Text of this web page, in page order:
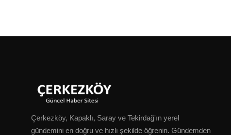
Çerkezköy, Kapaklı, Saray ve Tekirdağ'ın yerel
gündemini en doğru ve hızlı şekilde öğrenin. Gündemden